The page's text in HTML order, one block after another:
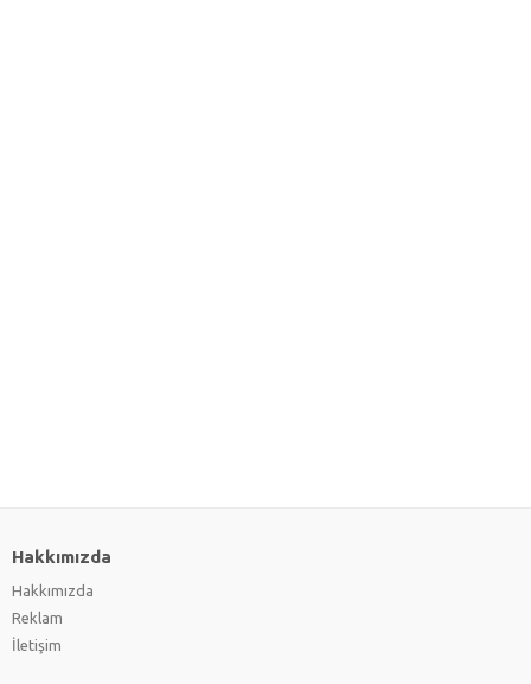
Hakkımızda
Hakkımızda
Reklam
İletişim